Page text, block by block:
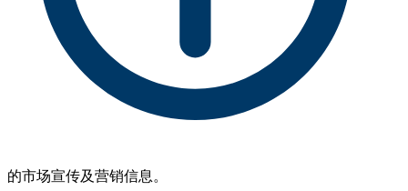
的市场宣传及营销信息。